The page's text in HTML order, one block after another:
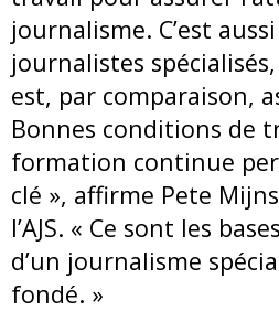
journalisme. C’est
journalistes
est, par comparaison,
Bonnes conditions de
formation continue
clé », affirme Pete
l’AJS. « Ce sont les
d’un journalisme
fondé. »